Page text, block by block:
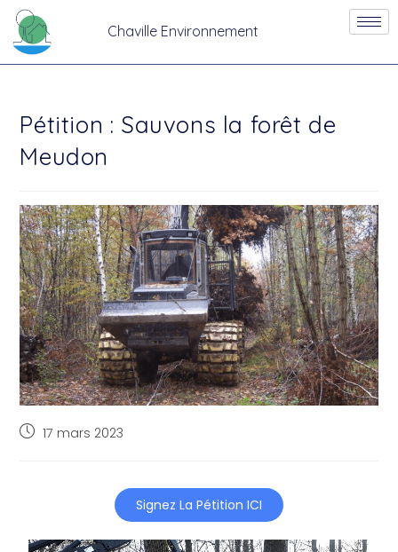
Chaville Environnement
Pétition : Sauvons la forêt de
Meudon
17 mars 2023
Signez La Pétition ICI